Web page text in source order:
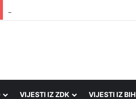
VIJESTI IZ ZDK VIJESTI IZ BIH